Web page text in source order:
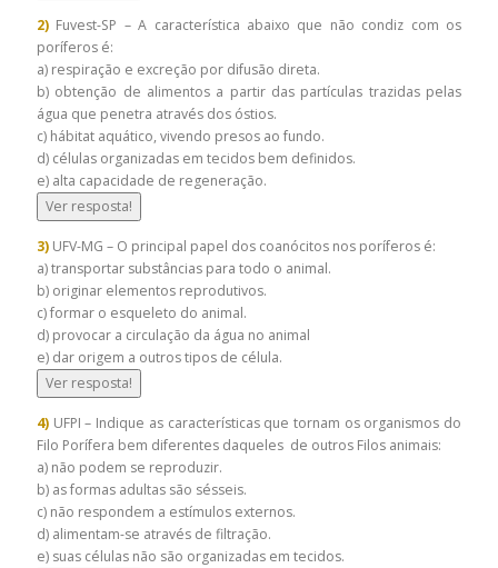
2) Fuvest-SP – A característica abaixo que não condiz com os
poríferos é:
a) respiração e excreção por difusão direta.
b) obtenção de alimentos a partir das partículas trazidas pelas
água que penetra através dos óstios.
c) hábitat aquático, vivendo presos ao fundo.
d) células organizadas em tecidos bem definidos.
e) alta capacidade de regeneração.
Ver resposta!
3) UFV-MG – O principal papel dos coanócitos nos poríferos é:
a) transportar substâncias para todo o animal.
b) originar elementos reprodutivos.
c) formar o esqueleto do animal.
d) provocar a circulação da água no animal
e) dar origem a outros tipos de célula.
Ver resposta!
4) UFPI – Indique as características que tornam os organismos do
Filo Porífera bem diferentes daqueles de outros Filos animais:
a) não podem se reproduzir.
b) as formas adultas são sésseis.
c) não respondem a estímulos externos.
d) alimentam-se através de filtração.
e) suas células não são organizadas em tecidos.